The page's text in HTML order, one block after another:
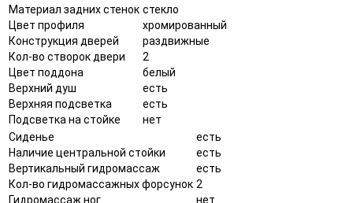
Материал задних стенок стекло
Цвет профиля
хромированный
Конструкция дверей
раздвижные
Кол-во створок двери
2
Цвет поддона
белый
Верхний душ
есть
Верхняя подсветка
есть
Подсветка на стойке
нет
Сиденье
есть
Наличие центральной стойки
есть
Вертикальный гидромассаж
есть
Кол-во гидромассажных форсунок 2
Гидромассаж ног
нет